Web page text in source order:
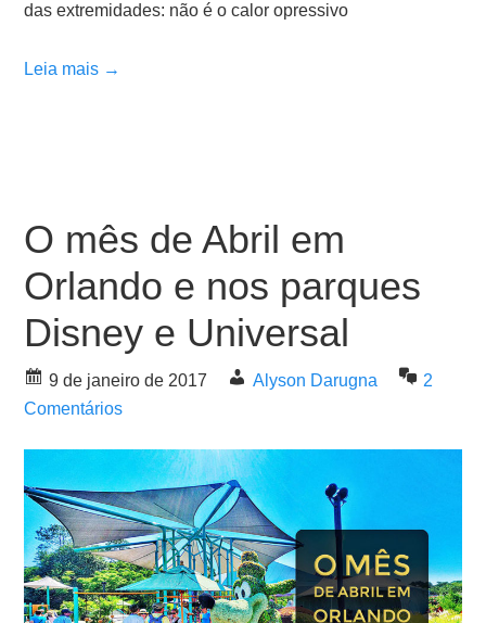
das extremidades: não é o calor opressivo
Leia mais →
O mês de Abril em
Orlando e nos parques
Disney e Universal
9 de janeiro de 2017 Alyson Darugna
2
Comentários